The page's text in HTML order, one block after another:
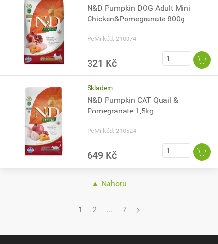
N&D Pumpkin DOG Adult Mini
Chicken&Pomegranate 800g
PeMi kód: 210074
321 Kč
Skladem
N&D Pumpkin CAT Quail &
Pomegranate 1,5kg
PeMi kód: 210524
649 Kč
▲ Nahoru
1 2 ... 7